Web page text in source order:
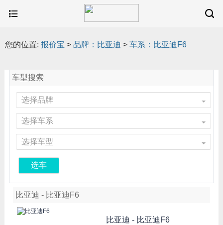
您的位置: 报价宝 > 品牌：比亚迪 > 车系：比亚迪F6
车型搜索
选择品牌
选择车系
选择车型
选车
比亚迪 - 比亚迪F6
比亚迪 - 比亚迪F6